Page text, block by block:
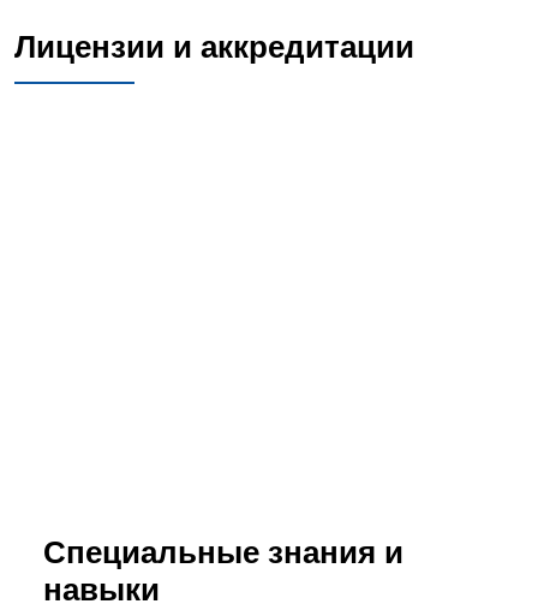
Лицензии и аккредитации
Специальные знания и
навыки